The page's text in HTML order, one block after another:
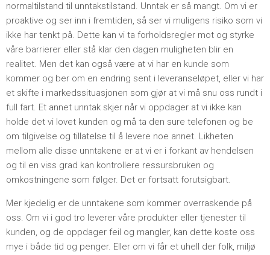
normaltilstand til unntakstilstand. Unntak er så mangt. Om vi er
proaktive og ser inn i fremtiden, så ser vi muligens risiko som vi
ikke har tenkt på. Dette kan vi ta forholdsregler mot og styrke
våre barrierer eller stå klar den dagen muligheten blir en
realitet. Men det kan også være at vi har en kunde som
kommer og ber om en endring sent i leveranseløpet, eller vi har
et skifte i markedssituasjonen som gjør at vi må snu oss rundt i
full fart. Et annet unntak skjer når vi oppdager at vi ikke kan
holde det vi lovet kunden og må ta den sure telefonen og be
om tilgivelse og tillatelse til å levere noe annet. Likheten
mellom alle disse unntakene er at vi er i forkant av hendelsen
og til en viss grad kan kontrollere ressursbruken og
omkostningene som følger. Det er fortsatt forutsigbart.
Mer kjedelig er de unntakene som kommer overraskende på
oss. Om vi i god tro leverer våre produkter eller tjenester til
kunden, og de oppdager feil og mangler, kan dette koste oss
mye i både tid og penger. Eller om vi får et uhell der folk, miljø